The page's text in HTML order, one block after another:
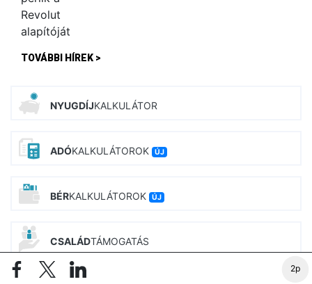
2p
TOVÁBBI HÍREK >
NYUGDÍJKALKULÁTOR
ADÓKALKULÁTOROK ÚJ
BÉRKALKULÁTOROK ÚJ
CSALÁDTÁMOGATÁS